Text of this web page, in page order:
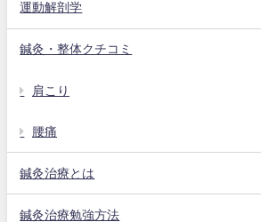
運動解剖学
鍼灸・整体クチコミ
肩こり
腰痛
鍼灸治療とは
鍼灸治療勉強方法